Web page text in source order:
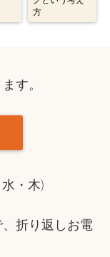
方
す。
・木)
折り返しお電